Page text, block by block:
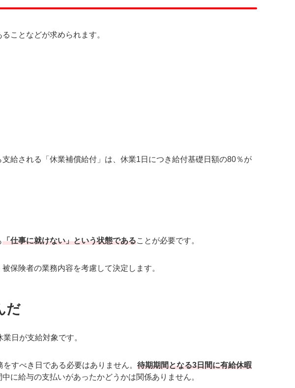
ことなどが求められます。
給される「休業補償給付」は、休業1日につき給付基礎日額の80％が
「仕事に就けない」という状態であることが必要です。
保険者の業務内容を考慮して決定します。
だ
日が支給対象です。
すべき日である必要はありません。 待期期間となる3日間に有給休暇
に給与の支払いがあったかどうかは関係ありません。